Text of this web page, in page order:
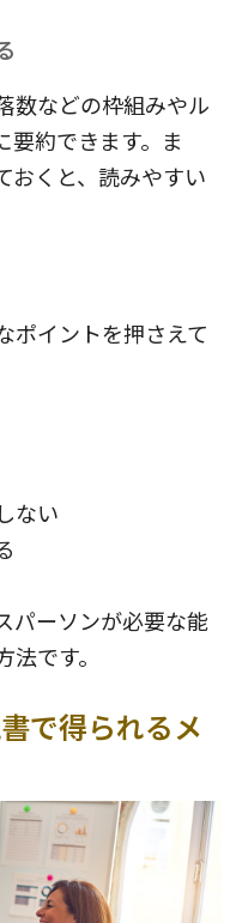
数などの枠組みやル
要約できます。ま
おくと、読みやすい
ポイントを押さえて
ない
パーソンが必要な能
です。
で得られるメ